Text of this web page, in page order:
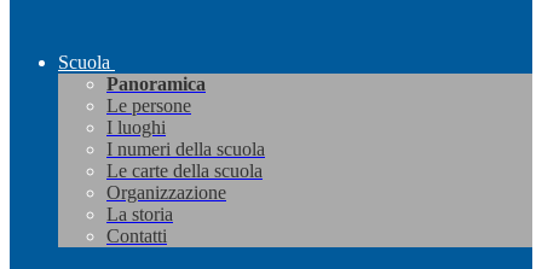
Scuola
Panoramica
Le persone
I luoghi
I numeri della scuola
Le carte della scuola
Organizzazione
La storia
Contatti